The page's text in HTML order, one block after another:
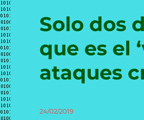
Solo dos
que es el
ataques
Publicado
24/02/2019